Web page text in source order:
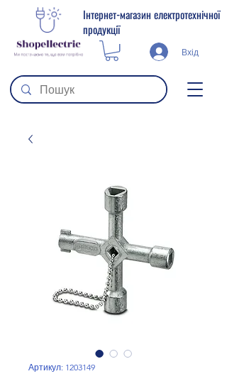
Інтернет-магазин електротехнічної
продукції
Вхід
Артикул: 1203149